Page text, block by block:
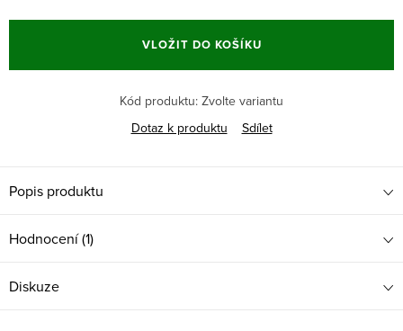
cena:
VLOŽIT DO KOŠÍKU
Kód produktu: Zvolte variantu
Dotaz k produktu
Sdílet
Popis produktu
Hodnocení (1)
Diskuze